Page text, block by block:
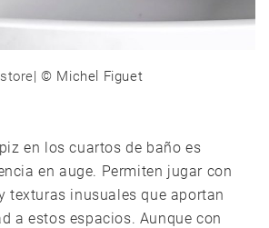
| © Michel Figuet
en los cuartos de baño es
en auge. Permiten jugar con
texturas inusuales que aportan
a estos espacios. Aunque con